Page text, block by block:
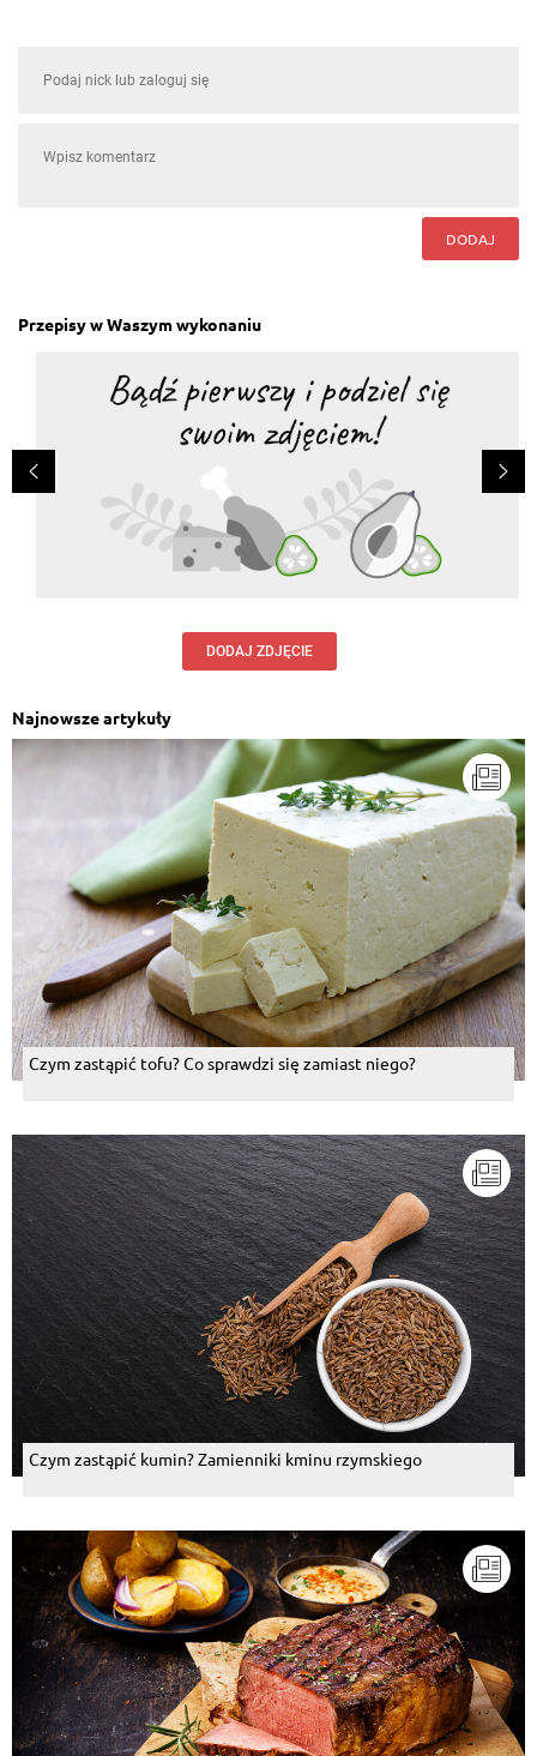
DODAJ
Przepisy w Waszym wykonaniu
DODAJ ZDJĘCIE
Najnowsze artykuły
Czym zastąpić tofu? Co sprawdzi się zamiast niego?
Czym zastąpić kumin? Zamienniki kminu rzymskiego